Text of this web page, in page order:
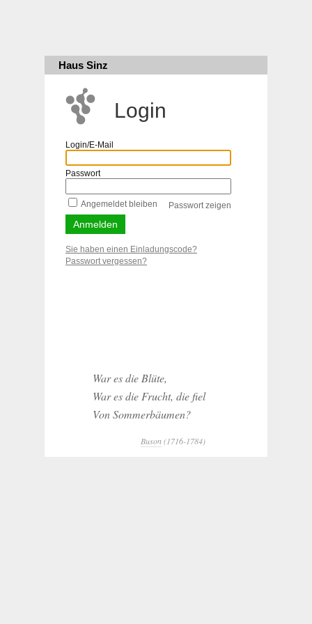
Haus Sinz
Login
Login/E-Mail
Passwort
Angemeldet bleiben Passwort zeigen
Sie haben einen Einladungscode?
Passwort vergessen?
War es die Blüte,
War es die Frucht, die fiel
Von Sommerbäumen?
Buson(1716-1784)